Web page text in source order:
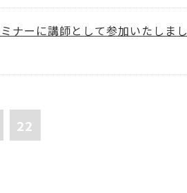
ナーに講師として参加いたしまし
22